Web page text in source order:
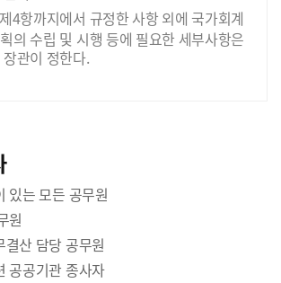
4항까지에서 규정한 사항 외에 국가회계
의 수립 및 시행 등에 필요한 세부사항은
관이 정한다.
있는 모든 공무원
원
산 담당 공무원
공공기관 종사자